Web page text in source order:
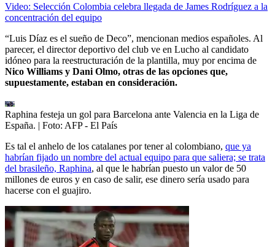
Video: Selección Colombia celebra llegada de James Rodríguez a la
concentración del equipo
“Luis Díaz es el sueño de Deco”, mencionan medios españoles. Al
parecer, el director deportivo del club ve en Lucho al candidato
idóneo para la reestructuración de la plantilla, muy por encima de
Nico Williams y Dani Olmo, otras de las opciones que,
supuestamente, estaban en consideración.
Raphina festeja un gol para Barcelona ante Valencia en la Liga de
España. | Foto: AFP - El País
Es tal el anhelo de los catalanes por tener al colombiano, que ya
habrían fijado un nombre del actual equipo para que saliera; se trata
del brasileño, Raphina, al que le habrían puesto un valor de 50
millones de euros y en caso de salir, ese dinero sería usado para
hacerse con el guajiro.